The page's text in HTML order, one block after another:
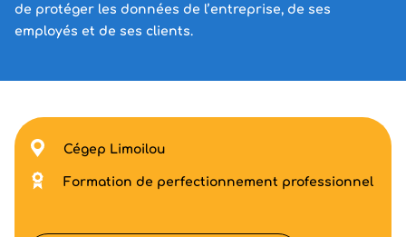
de protéger les données de l’entreprise, de ses
employés et de ses clients.
Cégep Limoilou
Formation de perfectionnement professionnel